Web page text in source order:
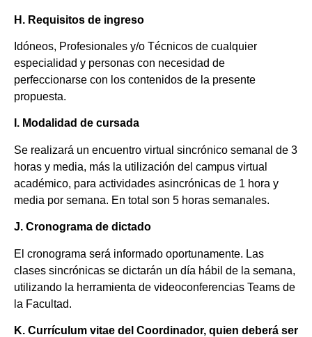
H. Requisitos de ingreso
Idóneos, Profesionales y/o Técnicos de cualquier
especialidad y personas con necesidad de
perfeccionarse con los contenidos de la presente
propuesta.
I. Modalidad de cursada
Se realizará un encuentro virtual sincrónico semanal de 3
horas y media, más la utilización del campus virtual
académico, para actividades asincrónicas de 1 hora y
media por semana. En total son 5 horas semanales.
J. Cronograma de dictado
El cronograma será informado oportunamente. Las
clases sincrónicas se dictarán un día hábil de la semana,
utilizando la herramienta de videoconferencias Teams de
la Facultad.
K. Currículum vitae del Coordinador, quien deberá ser